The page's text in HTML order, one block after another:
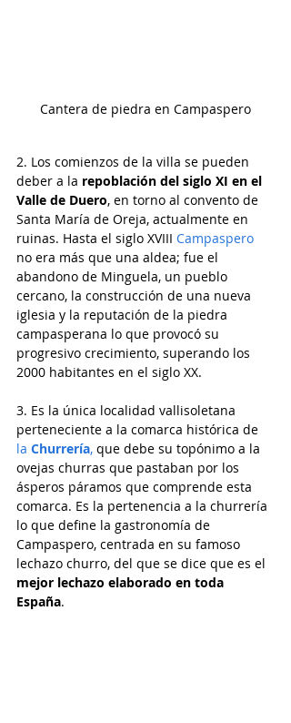
Cantera de piedra en Campaspero
2. Los comienzos de la villa se pueden
deber a la repoblación del siglo XI en el
Valle de Duero, en torno al convento de
Santa María de Oreja, actualmente en
ruinas. Hasta el siglo XVIII Campaspero
no era más que una aldea; fue el
abandono de Minguela, un pueblo
cercano, la construcción de una nueva
iglesia y la reputación de la piedra
campasperana lo que provocó su
progresivo crecimiento, superando los
2000 habitantes en el siglo XX.
3. Es la única localidad vallisoletana
perteneciente a la comarca histórica de
la Churrería, que debe su topónimo a la
ovejas churras que pastaban por los
ásperos páramos que comprende esta
comarca. Es la pertenencia a la churrería
lo que define la gastronomía de
Campaspero, centrada en su famoso
lechazo churro, del que se dice que es el
mejor lechazo elaborado en toda
España.